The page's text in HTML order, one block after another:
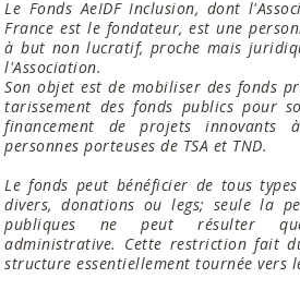
Le Fonds AeIDF Inclusion, dont
France est le fondateur, est une
à but non lucratif, proche mais
l'Association.
Son objet est de mobiliser des fonds
tarissement des fonds publics pour
financement de projets innovants
personnes porteuses de TSA et TND.
Le fonds peut bénéficier de tous
divers, donations ou legs; seule la
publiques ne peut résulter
administrative. Cette restriction fait
structure essentiellement tournée vers